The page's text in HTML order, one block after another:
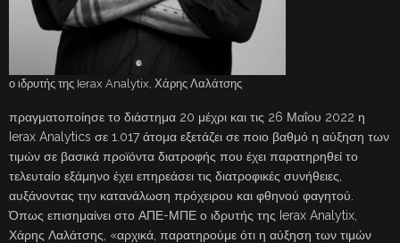
ο ιδρυτής της Ierax Analytix, Χάρης Λαλάτσης
πραγματοποίησε το διάστημα 20 μέχρι και τις 26 Μαΐου 2022 η
Ierax Analytics σε 1.017 άτομα εξετάζει σε ποιο βαθμό η αύξηση των
τιμών σε βασικά προϊόντα διατροφής που έχει παρατηρηθεί το
τελευταίο εξάμηνο έχει επηρεάσει τις διατροφικές συνήθειες,
αυξάνοντας την κατανάλωση πρόχειρου και φθηνού φαγητού.
Όπως επισημαίνει στο ΑΠΕ-ΜΠΕ ο ιδρυτής της Ierax Analytix,
Χάρης Λαλάτσης, «αρχικά, παρατηρούμε ότι η αύξηση των τιμών